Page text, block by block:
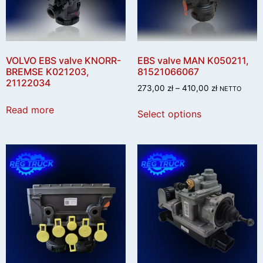
VOLVO EBS valve KNORR-
BREMSE K021203,
21122034
Read more
EBS valve MAN K050211,
81521066067
273,00 zł – 410,00 zł NETTO
Select options